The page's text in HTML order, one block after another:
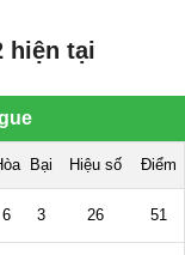
hiện tại